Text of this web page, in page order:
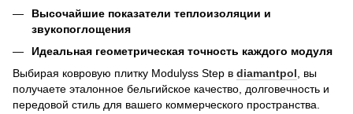
Высочайшие показатели теплоизоляции и
звукопоглощения
Идеальная геометрическая точность каждого модуля
Выбирая ковровую плитку Modulyss Step в diamantpol, вы
получаете эталонное бельгийское качество, долговечность и
передовой стиль для вашего коммерческого пространства.